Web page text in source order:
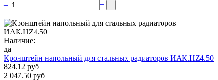
–
+
Наличие:
да
Кронштейн напольный для стальных радиаторов ИАК.НZ4.50
824.12 руб
2 047.50 руб